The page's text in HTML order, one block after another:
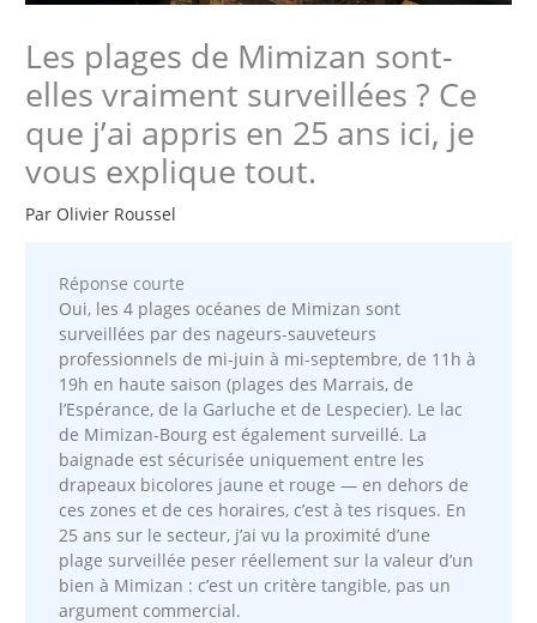
Les plages de Mimizan sont-
elles vraiment surveillées ? Ce
que j’ai appris en 25 ans ici, je
vous explique tout.
Par Olivier Roussel
Réponse courte
Oui, les 4 plages océanes de Mimizan sont
surveillées par des nageurs-sauveteurs
professionnels de mi-juin à mi-septembre, de 11h à
19h en haute saison (plages des Marrais, de
l’Espérance, de la Garluche et de Lespecier). Le lac
de Mimizan-Bourg est également surveillé. La
baignade est sécurisée uniquement entre les
drapeaux bicolores jaune et rouge — en dehors de
ces zones et de ces horaires, c’est à tes risques. En
25 ans sur le secteur, j’ai vu la proximité d’une
plage surveillée peser réellement sur la valeur d’un
bien à Mimizan : c’est un critère tangible, pas un
argument commercial.